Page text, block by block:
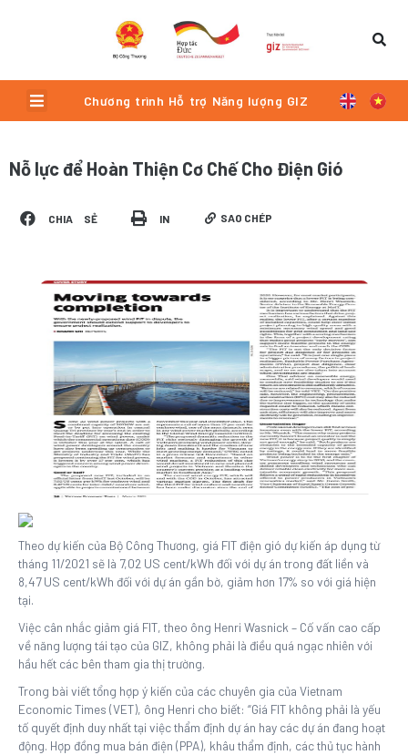
Menu Chương trình Hỗ trợ Năng lượng GIZ
Nỗ lực để Hoàn Thiện Cơ Chế Cho Điện Gió
CHIA SẺ IN SAO CHÉP
Theo dự kiến của Bộ Công Thương, giá FIT điện gió dự kiến áp dụng từ
tháng 11/2021 sẽ là 7,02 US cent/kWh đối với dự án trong đất liền và
8,47 US cent/kWh đối với dự án gần bờ, giảm hơn 17% so với giá hiện
tại.
Việc cân nhắc giảm giá FIT, theo ông Henri Wasnick – Cố vấn cao cấp
về năng lượng tái tạo của GIZ, không phải là điều quá ngạc nhiên với
hầu hết các bên tham gia thị trường.
Trong bài viết tổng hợp ý kiến của các chuyên gia của Vietnam
Economic Times (VET), ông Henri cho biết: “Giá FIT không phải là yếu
tố quyết định duy nhất tại việc thẩm định dự án hay các dự án đang hoạt
động. Hợp đồng mua bán điện (PPA), khâu thẩm định, các thủ tục hành